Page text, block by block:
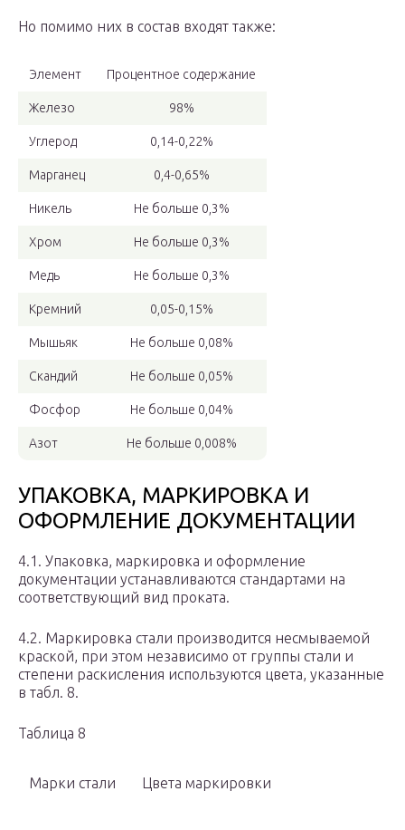
Но помимо них в состав входят также:
Элемент Процентное содержание
Железо 98%
Углерод 0,14-0,22%
Марганец 0,4-0,65%
Никель Не больше 0,3%
Хром Не больше 0,3%
Медь Не больше 0,3%
Кремний 0,05-0,15%
Мышьяк Не больше 0,08%
Скандий Не больше 0,05%
Фосфор Не больше 0,04%
Азот Не больше 0,008%
УПАКОВКА, МАРКИРОВКА И
ОФОРМЛЕНИЕ ДОКУМЕНТАЦИИ
4.1. Упаковка, маркировка и оформление
документации устанавливаются стандартами на
соответствующий вид проката.
4.2. Маркировка стали производится несмываемой
краской, при этом независимо от группы стали и
степени раскисления используются цвета, указанные
в табл. 8.
Таблица 8
Марки стали Цвета маркировки